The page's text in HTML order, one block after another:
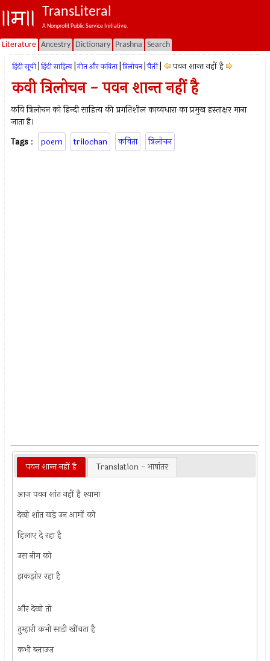
TransLiteral
A Nonprofit Public Service Initiative.
Literature Ancestry Dictionary Prashna Search
हिंदी सूची हिंदी साहित्य गीत और कविता त्रिलोचन चैती पवन शान्त नहीं है
कवी त्रिलोचन - पवन शान्त नहीं है
कवि त्रिलोचन को हिन्दी साहित्य की प्रगतिशील काव्यधारा का प्रमुख हस्ताक्षर माना
जाता है।
Tags : poem trilochan कविता त्रिलोचन
पवन शान्त नहीं है Translation - भाषांतर
आज पवन शांत नहीं है श्यामा
देखो शांत खड़े उन आमों को
हिलाए दे रहा है
उस नीम को
झकझोर रहा है
और देखो तो
तुम्हारी कभी साड़ी खींचता है
कभी ब्लाउज़